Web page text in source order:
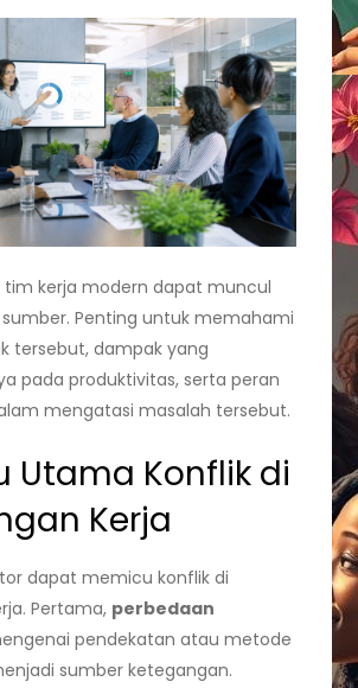
tim kerja modern dapat muncul
Penting untuk memahami
tersebut, dampak yang
pada produktivitas, serta peran
mengatasi masalah tersebut.
Utama Konflik di
Kerja
dapat memicu konflik di
Pertama, perbedaan
pendekatan atau metode
sumber ketegangan.